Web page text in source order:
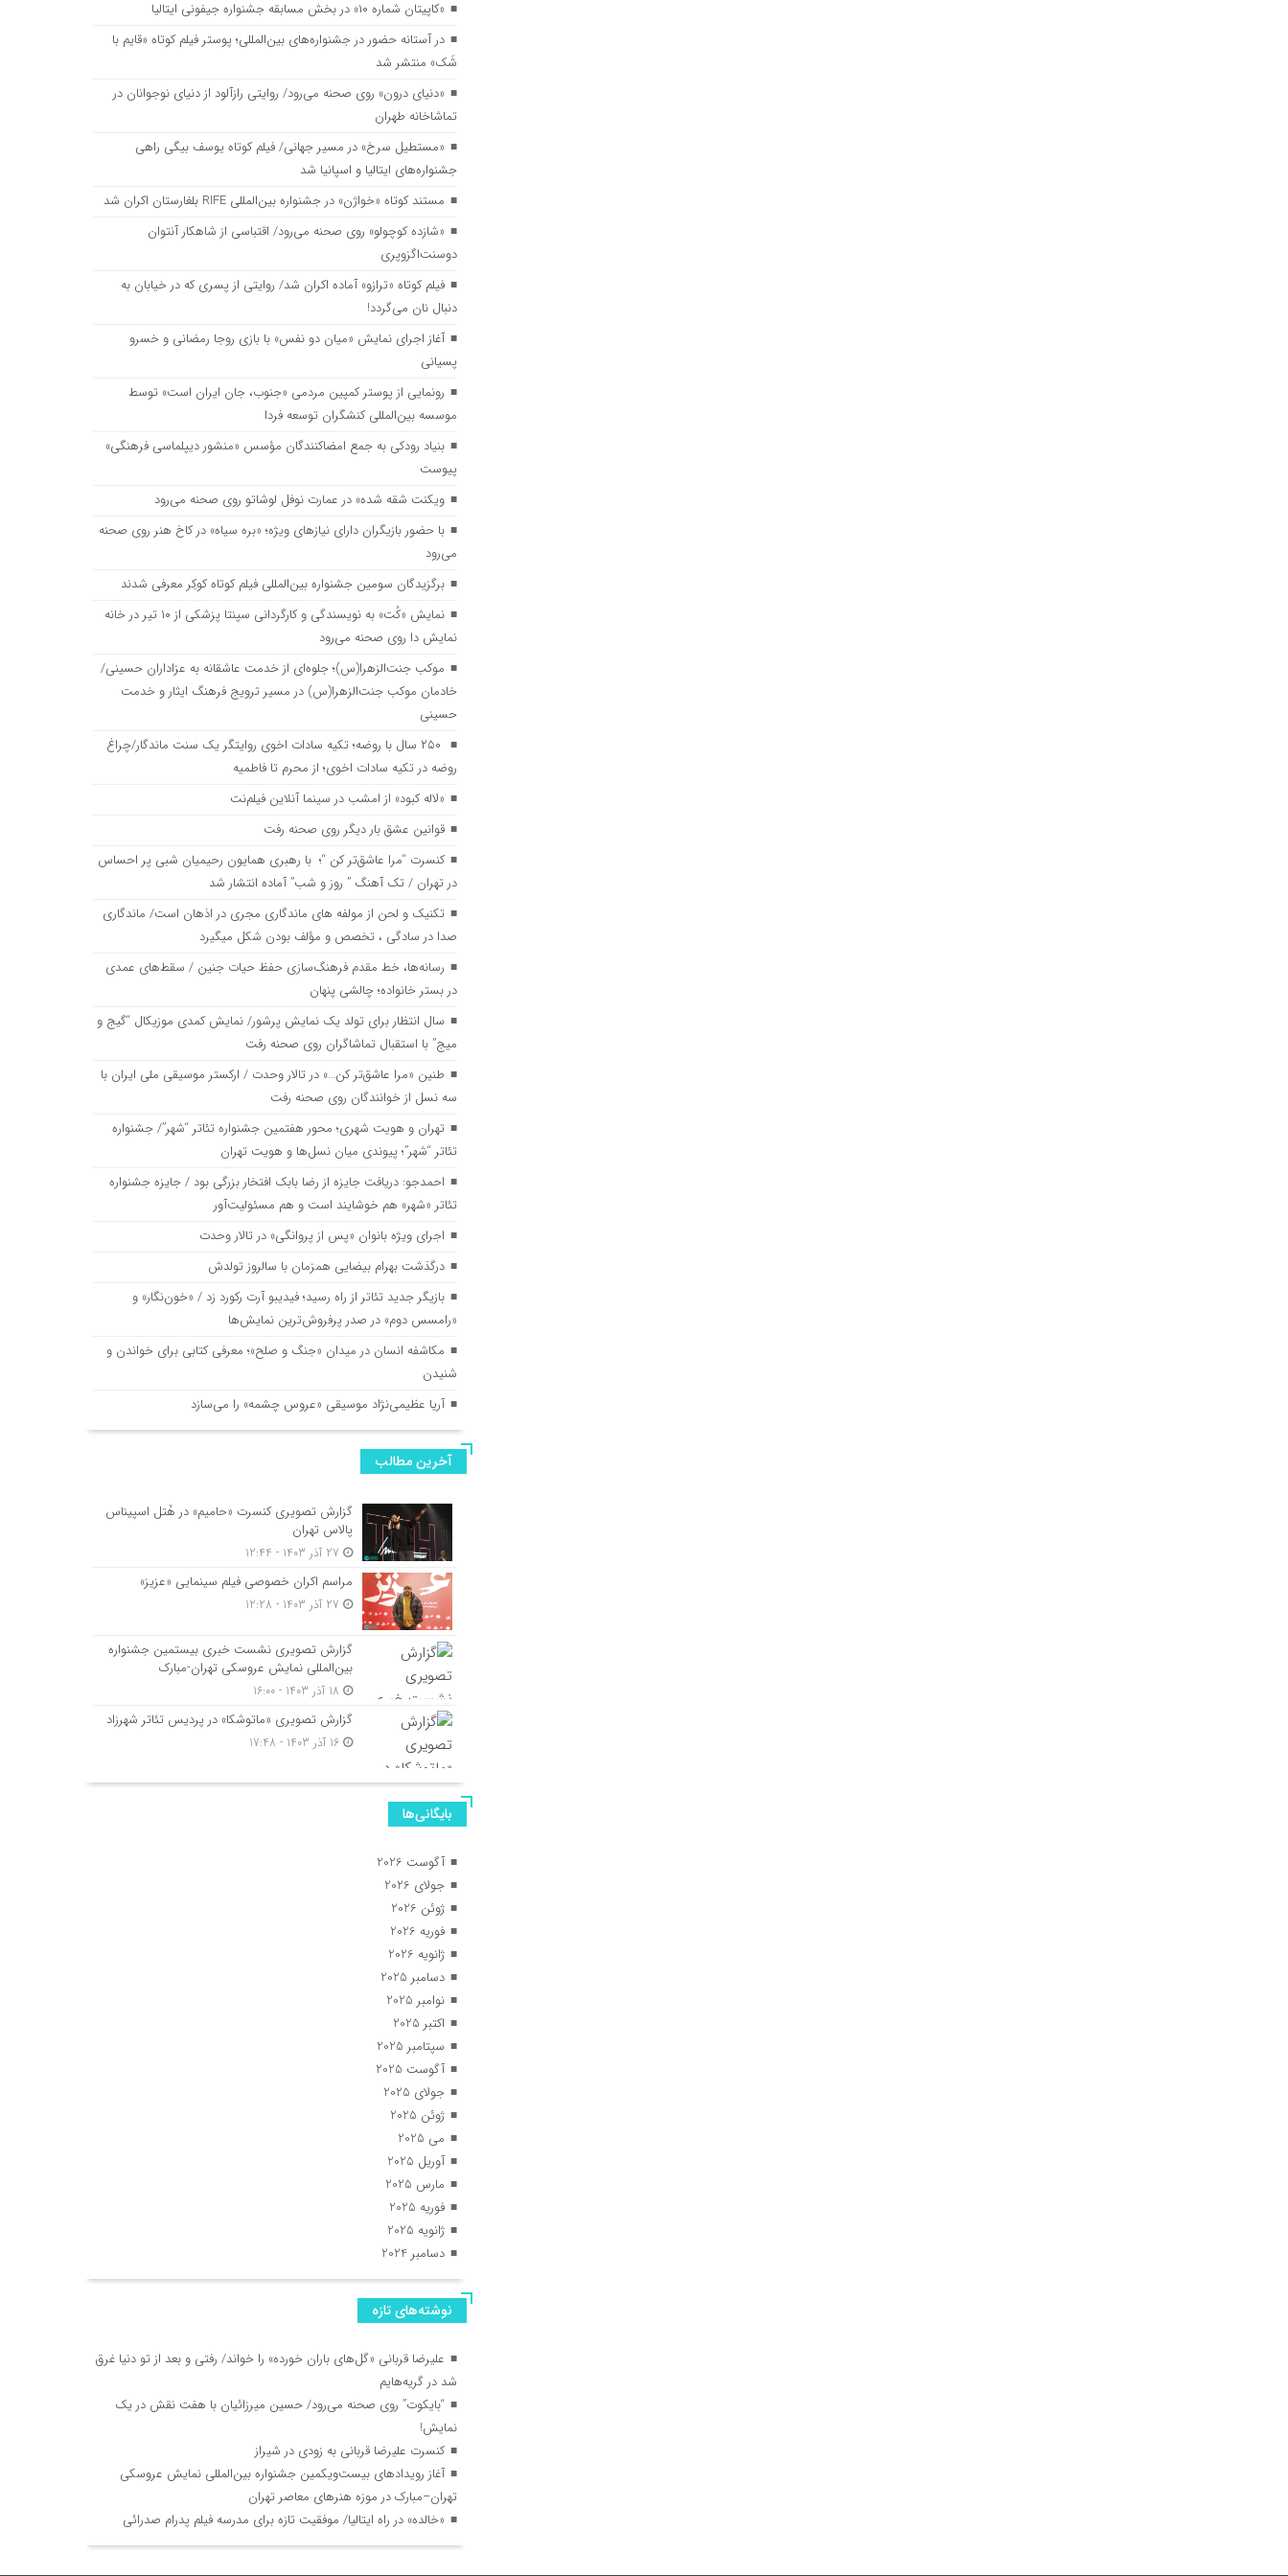
«دنیای درون» روی صحنه می‌رود/ روایتی رازآلود از دنیای نوجوانان در تماشاخانه طهران
«مستطیل سرخ» در مسیر جهانی/ فیلم کوتاه یوسف بیگی راهی جشنواره‌های ایتالیا و اسپانیا شد
مستند کوتاه «خواژن» در جشنواره بین‌المللی RIFE بلغارستان اکران شد
«کاپیتان شماره ۱۰» در بخش مسابقه جشنواره جیفونی ایتالیا
در آستانه حضور در جشنواره‌های بین‌المللی؛ پوستر فیلم کوتاه «قایم با
شَک» منتشر شد
«دنیای درون» روی صحنه می‌رود/ روایتی رازآلود از دنیای نوجوانان در
تماشاخانه طهران
«مستطیل سرخ» در مسیر جهانی/ فیلم کوتاه یوسف بیگی راهی
جشنواره‌های ایتالیا و اسپانیا شد
مستند کوتاه «خواژن» در جشنواره بین‌المللی RIFE بلغارستان اکران شد
«شازده کوچولو» روی صحنه می‌رود/ اقتباسی از شاهکار آنتوان
دوسنت‌اگزوپری
فیلم کوتاه «ترازو» آماده اکران شد/ روایتی از پسری که در خیابان به
دنبال نان می‌گردد!
آغاز اجرای نمایش «میان دو نفس» با بازی روجا رمضانی و خسرو
پسیانی
رونمایی از پوستر کمپین مردمی «جنوب، جان ایران است» توسط
موسسه بین‌المللی کنشگران توسعه فردا
بنیاد رودکی به جمع امضاکنندگان مؤسس «منشور دیپلماسی فرهنگی»
پیوست
ویکنت شقه شده» در عمارت نوفل لوشاتو روی صحنه می‌رود
با حضور بازیگران دارای نیازهای ویژه؛ «بره سیاه» در کاخ هنر روی صحنه
می‌رود
برگزیدگان سومین جشنواره بین‌المللی فیلم کوتاه کوکِر معرفی شدند
نمایش «کُت» به نویسندگی و کارگردانی سپنتا پزشکی از ۱۰ تیر در خانه
نمایش دا روی صحنه می‌رود
موکب جنت‌الزهرا(س)؛ جلوه‌ای از خدمت عاشقانه به عزاداران حسینی/
خادمان موکب جنت‌الزهرا(س) در مسیر ترویج فرهنگ ایثار و خدمت
حسینی
۲۵۰ سال با روضه؛ تکیه سادات اخوی روایتگر یک سنت ماندگار/چراغ
روضه در تکیه سادات اخوی؛ از محرم تا فاطمیه
«لاله کبود» از امشب در سینما آنلاین فیلم‌نت
قوانین عشق بار دیگر روی صحنه رفت
کنسرت “مرا عاشق‌تر کن “؛ با رهبری همایون رحیمیان شبی پر احساس
در تهران / تک آهنگ ” روز و شب” آماده انتشار شد
تکنیک و لحن از مولفه های ماندگاری مجری در اذهان است/ ماندگاری
صدا در سادگی ، تخصص و مؤلف بودن شکل میگیرد
رسانه‌ها، خط مقدم فرهنگ‌سازی حفظ حیات جنین / سقط‌های عمدی
در بستر خانواده؛ چالشی پنهان
سال انتظار برای تولد یک نمایش پرشور/ نمایش کمدی موزیکال “گیج و
میج” با استقبال تماشاگران روی صحنه رفت
طنین «مرا عاشق‌تر کن…» در تالار وحدت / ارکستر موسیقی ملی ایران با
سه نسل از خوانندگان روی صحنه رفت
تهران و هویت شهری؛ محور هفتمین جشنواره تئاتر “شهر”/ جشنواره
تئاتر “شهر”؛ پیوندی میان نسل‌ها و هویت تهران
احمدجو: دریافت جایزه از رضا بابک افتخار بزرگی بود / جایزه جشنواره
تئاتر «شهر» هم خوشایند است و هم مسئولیت‌آور
اجرای ویژه بانوان «پس از پروانگی» در تالار وحدت
درگذشت بهرام بیضایی همزمان با سالروز تولدش
بازیگر جدید تئاتر از راه رسید؛ فیدیبو آرت رکورد زد / «خون‌نگار» و
«رامسس دوم» در صدر پرفروش‌ترین نمایش‌ها
مکاشفه انسان در میدان «جنگ و صلح»؛ معرفی کتابی برای خواندن و
شنیدن
آریا عظیمی‌نژاد موسیقی «عروس چشمه» را می‌سازد
آخرین مطالب
گزارش تصویری کنسرت «حامیم» در هُتل اسپیناس
پالاس تهران
مراسم اکران خصوصی فیلم سینمایی «عزیز»
گزارش تصویری نشست خبری بیستمین جشنواره
بین‌المللی نمایش عروسکی تهران-مبارک
گزارش تصویری «ماتوشکا» در پردیس تئاتر شهرزاد
16 آذر 1403 - 17:48
بایگانی‌ها
آگوست 2026
جولای 2026
ژوئن 2026
فوریه 2026
ژانویه 2026
دسامبر 2025
نوامبر 2025
اکتبر 2025
سپتامبر 2025
آگوست 2025
جولای 2025
ژوئن 2025
می 2025
آوریل 2025
مارس 2025
فوریه 2025
ژانویه 2025
دسامبر 2024
نوشته‌های تازه
علیرضا قربانی «گل‌های باران خورده» را خواند/ رفتی و بعد از تو دنیا غرق
شد در گریه‌هایم
“بایکوت” روی صحنه می‌رود/ حسین میرزائیان با هفت نقش در یک
نمایش!
کنسرت علیرضا قربانی به زودی در شیراز
آغاز رویدادهای بیست‌ویکمین جشنواره بین‌المللی نمایش عروسکی
تهران–مبارک در موزه هنرهای معاصر تهران
«خالده» در راه ایتالیا/ موفقیت تازه برای مدرسه فیلم پدرام صدرائی